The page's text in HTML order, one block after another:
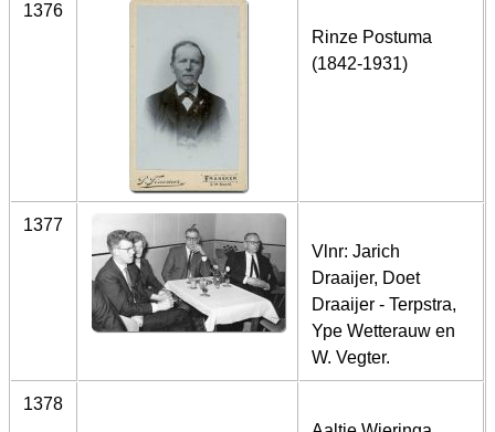
1376
Rinze Postuma
(1842-1931)
1377
Vlnr: Jarich
Draaijer, Doet
Draaijer - Terpstra,
Ype Wetterauw en
W. Vegter.
1378